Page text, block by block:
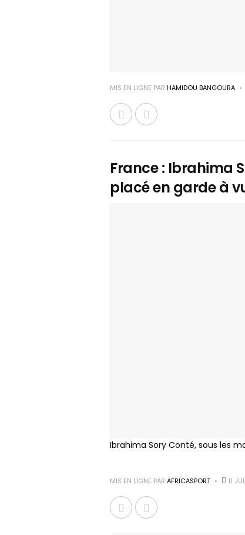
MIS EN LIGNE PAR HAMIDOU BANGOURA
France : Ibrahima
placé en garde à
Ibrahima Sory Conté, sous les
MIS EN LIGNE PAR AFRICASPORT 11